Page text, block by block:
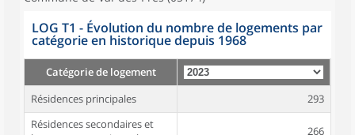
LOG T1 - Évolution du nombre de logements par
catégorie en historique depuis 1968
Catégorie de logement
Résidences principales
293
Résidences secondaires et
266